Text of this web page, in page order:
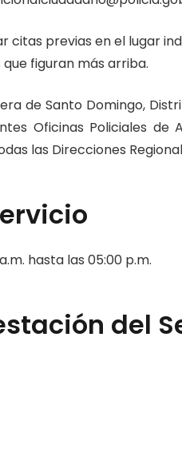
citas previas en el lugar
figuran más arriba.
de Santo Domingo,
Oficinas Policiales de
las Direcciones
hasta las 05:00 p.m.
del